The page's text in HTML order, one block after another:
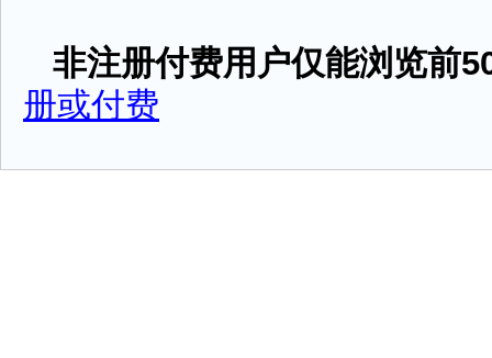
非注册付费用户仅能浏览前
册或付费